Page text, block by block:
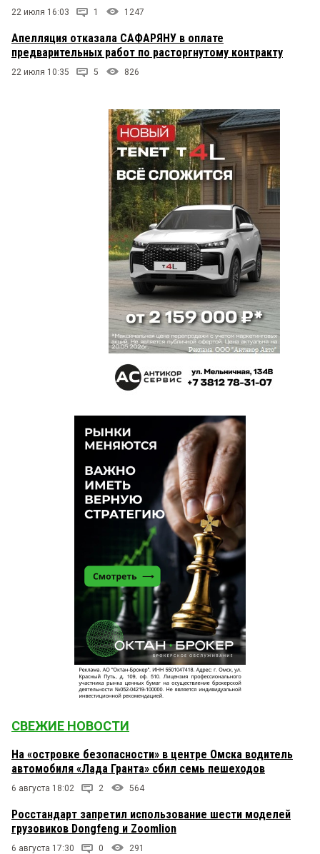
22 июля 16:03 1 1247
Апелляция отказала САФАРЯНУ в оплате
предварительных работ по расторгнутому контракту
22 июля 10:35 5 826
СВЕЖИЕ НОВОСТИ
На «островке безопасности» в центре Омска водитель
автомобиля «Лада Гранта» сбил семь пешеходов
6 августа 18:02 2 564
Росстандарт запретил использование шести моделей
грузовиков Dongfeng и Zoomlion
6 августа 17:30 0 291